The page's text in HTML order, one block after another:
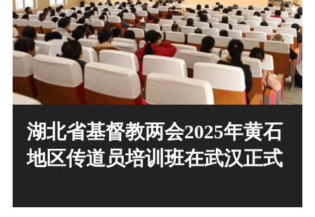
湖北省基督教两会2025年黄石
地区传道员培训班在武汉正式